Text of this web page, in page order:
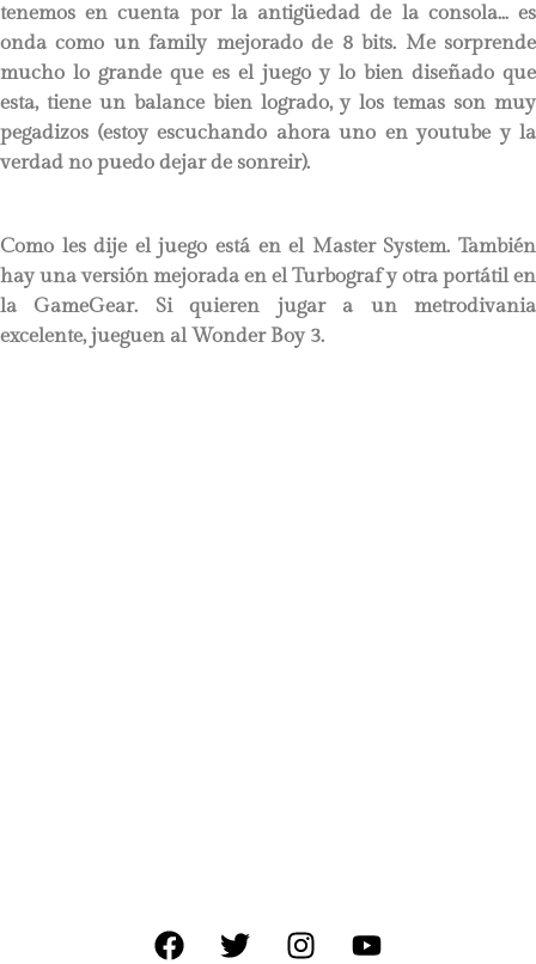
tenemos en cuenta por la antigüedad de la consola… es
onda como un family mejorado de 8 bits. Me sorprende
mucho lo grande que es el juego y lo bien diseñado que
esta, tiene un balance bien logrado, y los temas son muy
pegadizos (estoy escuchando ahora uno en youtube y la
verdad no puedo dejar de sonreir).
Como les dije el juego está en el Master System. También
hay una versión mejorada en el Turbograf y otra portátil en
la GameGear. Si quieren jugar a un metrodivania
excelente, jueguen al Wonder Boy 3.